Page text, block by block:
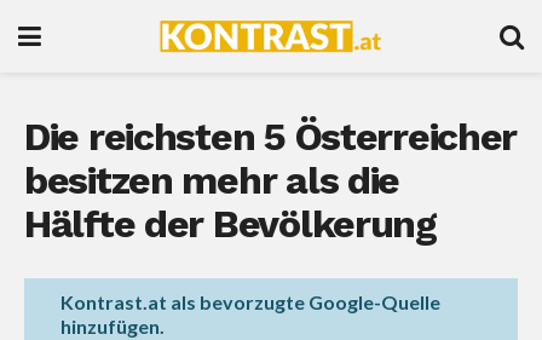
Die reichsten 5 Österreicher
besitzen mehr als die
Hälfte der Bevölkerung
Kontrast.at als bevorzugte Google-Quelle
hinzufügen.